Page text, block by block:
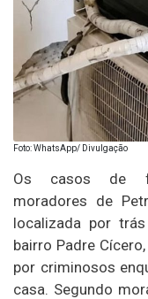
Foto: WhatsApp/ Divulgação
Os casos de
moradores de
localizada por
bairro Padre
por criminosos
casa. Segundo